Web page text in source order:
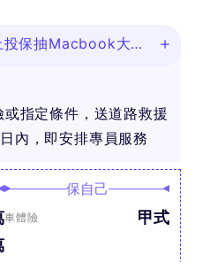
投保抽Macbook大
指定條件，送道路救援
內，即安排專員服務
保自己
車體險 甲式